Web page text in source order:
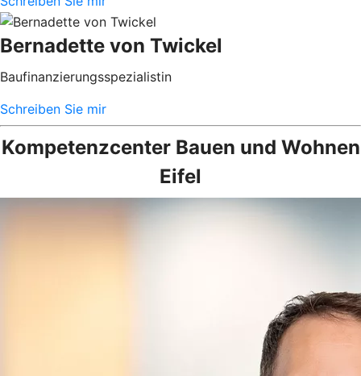
Bernadette von Twickel
Baufinanzierungsspezialistin
Schreiben Sie mir
Kompetenzcenter Bauen und Wohnen
Eifel